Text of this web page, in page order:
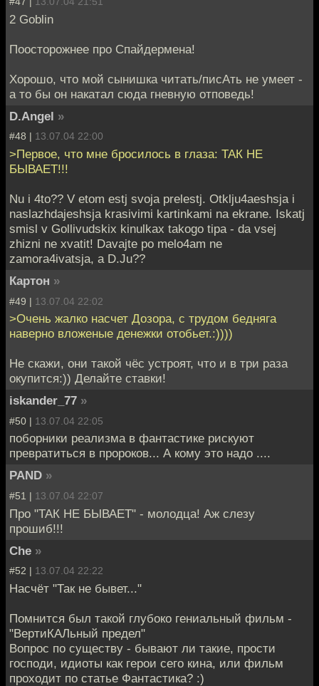
2 Goblin
Поосторожнее про Спайдермена!
Хорошо, что мой сынишка читать/писАть не умеет -
а то бы он накатал сюда гневную отповедь!
D.Angel »
#48 | 13.07.04 22:00
>Первое, что мне бросилось в глаза: ТАК НЕ
БЫВАЕТ!!!
Nu i 4to?? V etom estj svoja prelestj. Otklju4aeshsja i
naslazhdajeshsja krasivimi kartinkami na ekrane. Iskatj
smisl v Gollivudskix kinulkax takogo tipa - da vsej
zhizni ne xvatit! Davajte po melo4am ne
zamora4ivatsja, a D.Ju??
Картон »
#49 | 13.07.04 22:02
>Очень жалко насчет Дозора, с трудом бедняга
наверно вложеные денежки отобьет.:))))
Не скажи, они такой чёс устроят, что и в три раза
окупится:)) Делайте ставки!
iskander_77 »
#50 | 13.07.04 22:05
поборники реализма в фантастике рискуют
превратиться в пророков... А кому это надо ....
PAND »
#51 | 13.07.04 22:07
Про "ТАК НЕ БЫВАЕТ" - молодца! Аж слезу
прошиб!!!
Che »
#52 | 13.07.04 22:22
Насчёт "Так не бывет..."
Помнится был такой глубоко гениальный фильм -
"ВертиКАЛьный предел"
Вопрос по существу - бывают ли такие, прости
господи, идиоты как герои сего кина, или фильм
проходит по статье Фантастика? :)